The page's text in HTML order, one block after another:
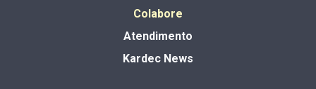
Colabore
Atendimento
Kardec News